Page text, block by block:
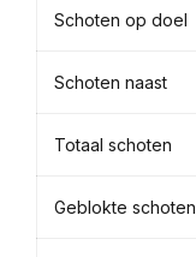
Schoten op doel
Schoten naast
Totaal schoten
Geblokte schoten